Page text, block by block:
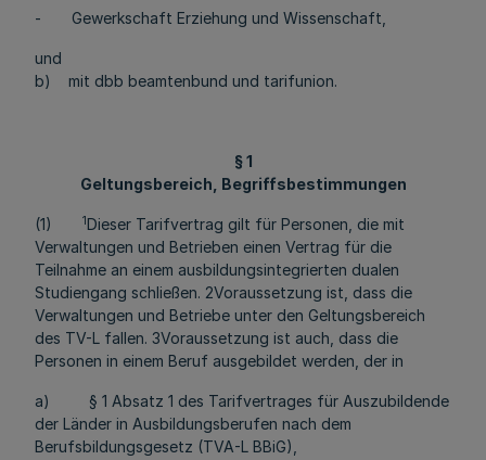
- Gewerkschaft Erziehung und Wissenschaft,
und
b) mit dbb beamtenbund und tarifunion.
§ 1
Geltungsbereich, Begriffsbestimmungen
(1) 1Dieser Tarifvertrag gilt für Personen, die mit
Verwaltungen und Betrieben einen Vertrag für die
Teilnahme an einem ausbildungsintegrierten dualen
Studiengang schließen. 2Voraussetzung ist, dass die
Verwaltungen und Betriebe unter den Geltungsbereich
des TV-L fallen. 3Voraussetzung ist auch, dass die
Personen in einem Beruf ausgebildet werden, der in
a) § 1 Absatz 1 des Tarifvertrages für Auszubildende
der Länder in Ausbildungsberufen nach dem
Berufsbildungsgesetz (TVA-L BBiG),